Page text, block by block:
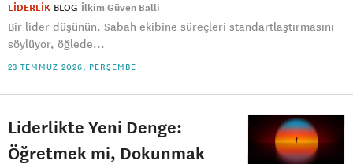
LİDERLİK BLOG İlkim Güven Balli
Bir lider düşünün. Sabah ekibine süreçleri standartlaştırmasını
söylüyor, öğlede...
23 TEMMUZ 2026, PERŞEMBE
Liderlikte Yeni Denge:
Öğretmek mi, Dokunmak